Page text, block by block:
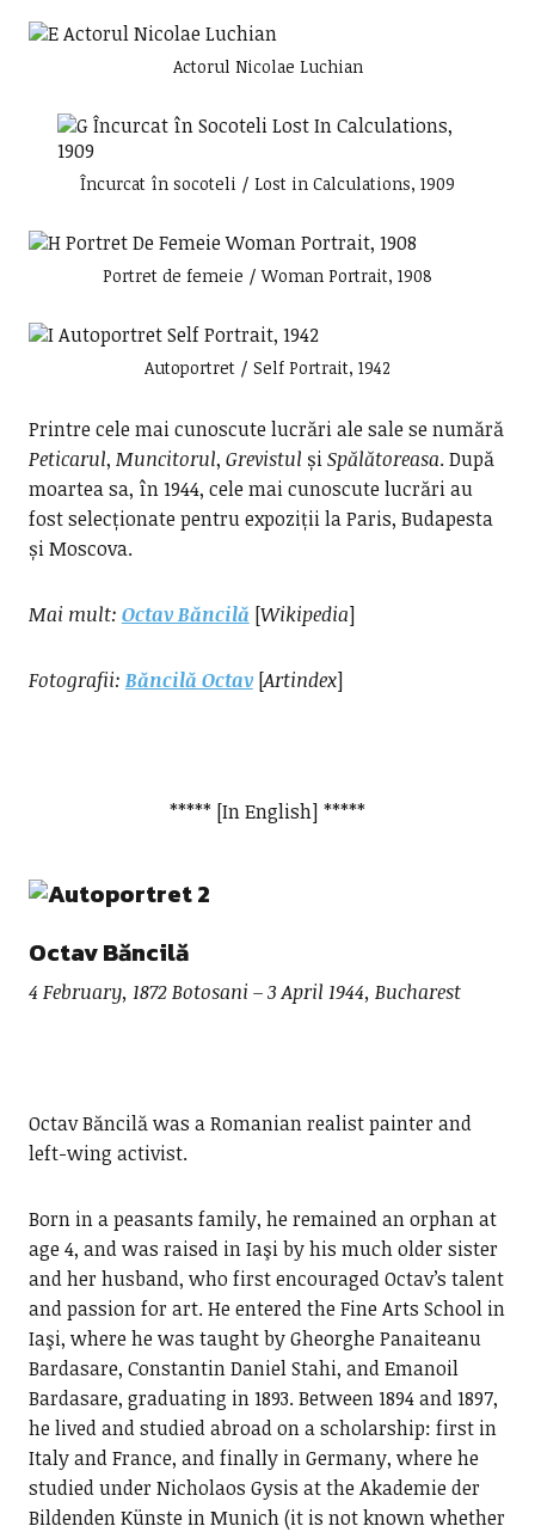
Actorul Nicolae Luchian
Încurcat în socoteli / Lost in Calculations, 1909
Portret de femeie / Woman Portrait, 1908
Autoportret / Self Portrait, 1942
Printre cele mai cunoscute lucrări ale sale se numără
Peticarul, Muncitorul, Grevistul șiSpălătoreasa. După
moartea sa, în 1944, cele mai cunoscute lucrări au
fost selecționate pentru expoziții la Paris, Budapesta
și Moscova.
Mai mult: Octav Băncilă [Wikipedia]
Fotografii: Băncilă Octav[Artindex]
***** [In English] *****
Octav Băncilă
4 February, 1872 Botosani – 3 April 1944, Bucharest
Octav Băncilă was a Romanian realist painter and
left-wing activist.
Born in a peasants family, he remained an orphan at
age 4, and was raised in Iaşi by his much older sister
and her husband, who first encouraged Octav’s talent
and passion for art. He entered the Fine Arts School in
Iaşi, where he was taught by Gheorghe Panaiteanu
Bardasare, Constantin Daniel Stahi, and Emanoil
Bardasare, graduating in 1893. Between 1894 and 1897,
he lived and studied abroad on a scholarship: first in
Italy and France, and finally in Germany, where he
studied under Nicholaos Gysis at the Akademie der
Bildenden Künste in Munich (it is not known whether